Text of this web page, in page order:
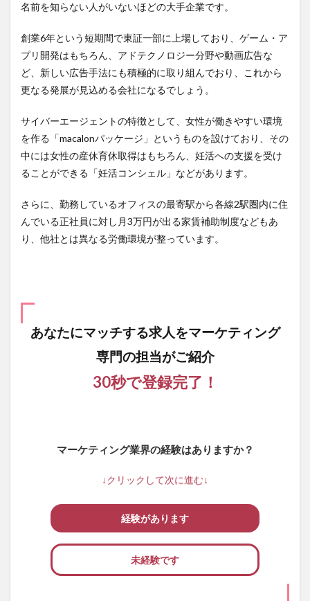
名前を知らない人がいないほどの大手企業です。
創業6年という短期間で東証一部に上場しており、ゲーム・ア
プリ開発はもちろん、アドテクノロジー分野や動画広告な
ど、新しい広告手法にも積極的に取り組んでおり、これから
更なる発展が見込める会社になるでしょう。
サイバーエージェントの特徴として、女性が働きやすい環境
を作る「macalonパッケージ」というものを設けており、その
中には女性の産休育休取得はもちろん、妊活への支援を受け
ることができる「妊活コンシェル」などがあります。
さらに、勤務しているオフィスの最寄駅から各線2駅圏内に住
んでいる正社員に対し月3万円が出る家賃補助制度などもあ
り、他社とは異なる労働環境が整っています。
あなたにマッチする求人をマーケティング
専門の担当がご紹介
30秒で登録完了！
マーケティング業界の経験はありますか？
↓クリックして次に進む↓
経験があります
未経験です